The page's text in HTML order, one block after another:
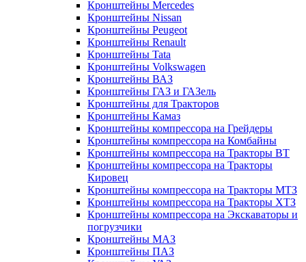
Кронштейны Mеrcedes
Кронштейны Nissan
Кронштейны Peugeot
Кронштейны Renault
Кронштейны Tata
Кронштейны Volkswagen
Кронштейны ВАЗ
Кронштейны ГАЗ и ГАЗель
Кронштейны для Тракторов
Кронштейны Камаз
Кронштейны компрессора на Грейдеры
Кронштейны компрессора на Комбайны
Кронштейны компрессора на Тракторы ВТ
Кронштейны компрессора на Тракторы
Кировец
Кронштейны компрессора на Тракторы МТЗ
Кронштейны компрессора на Тракторы ХТЗ
Кронштейны компрессора на Экскаваторы и
погрузчики
Кронштейны МАЗ
Кронштейны ПАЗ